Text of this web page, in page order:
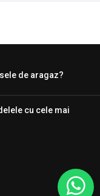
de aragaz?
cu cele mai